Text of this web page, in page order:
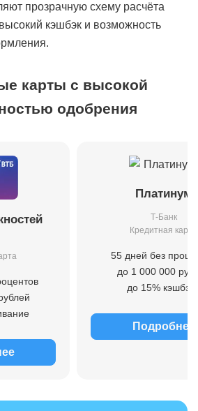
прозрачную схему расчёта
кэшбэк и возможность
карты с высокой
одобрения
Платинум
Т-Банк
Кредитная карта
55 дней без
до 1 000 000
до 15%
Подробнее